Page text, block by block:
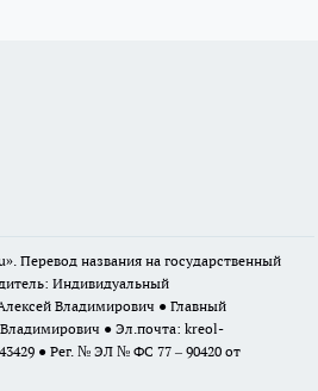
Перевод названия на государственный
Индивидуальный
Владимирович ● Главный
● Эл.почта: kreol-
● Рег. № ЭЛ № ФС 77 – 90420 от